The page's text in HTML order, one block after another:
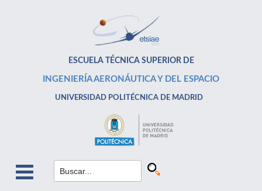
ESCUELA TÉCNICA SUPERIOR DE
INGENIERÍA AERONÁUTICA Y DEL ESPACIO
UNIVERSIDAD POLITÉCNICA DE MADRID